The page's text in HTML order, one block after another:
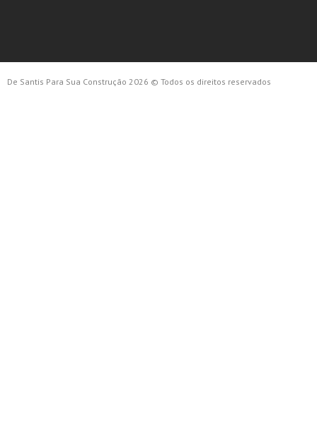
De Santis Para Sua Construção 2026 © Todos os direitos reservados